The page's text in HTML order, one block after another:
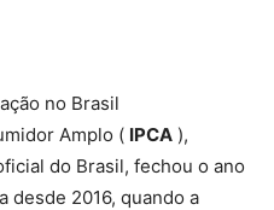
no Brasil
Amplo ( IPCA ),
do Brasil, fechou o ano
desde 2016, quando a